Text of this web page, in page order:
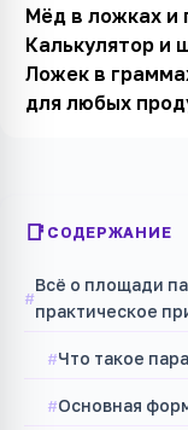
Мёд в ложках и
Калькулятор и
Ложек в
для любых
СОДЕРЖАНИЕ
Всё о площади
практическое
Что такое
Основная